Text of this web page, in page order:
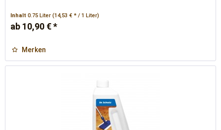
Inhalt0.75 Liter(14,53 € * / 1 Liter)
ab 10,90 € *
Merken